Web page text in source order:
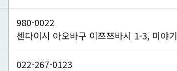
980-0022
센다이시 아오바구 이쯔쯔바시 1-3, 미야기
022-267-0123